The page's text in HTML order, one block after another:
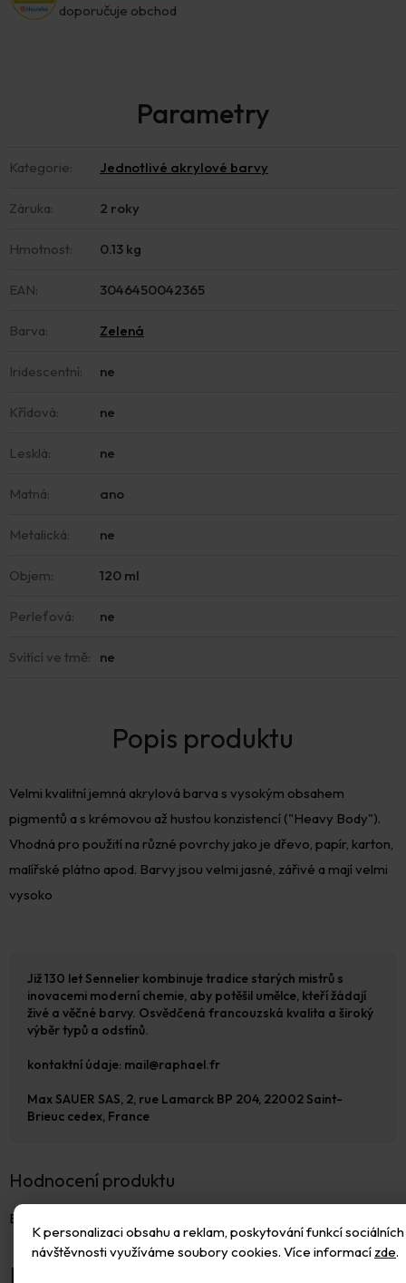
K personalizaci obsahu a reklam, poskytování funkcí
návštěvnosti využíváme soubory cookies. Více informacízde.
doporučuje obchod
Velmi kvalitní jemná akrylová barva s vysokým obsahem
pigmentů a s krémovou až hustou konzistencí ("Heavy Body").
Vhodná pro použití na různé povrchy jako je dřevo, papír, karton,
malířské plátno apod. Barvy jsou velmi jasné, zářivé a mají velmi
vysoko
Kategorie: Jednotlivé akrylové barvy
Záruka: 2 roky
Hmotnost: 0.13 kg
EAN: 3046450042365
Barva: Zelená
Iridescentní: ne
Křídová: ne
Lesklá: ne
Matná: ano
Metalická: ne
Objem: 120 ml
Perleťová: ne
Svítící ve tmě: ne
Hodnocení produktu
Buďte první, kdo napíše příspěvek k této položce.
Již 130 let Sennelier kombinuje tradice starých mistrů s
inovacemi moderní chemie, aby potěšil umělce, kteří žádají
živé a věčné barvy. Osvědčená francouzská kvalita a široký
výběr typů a odstínů.
kontaktní údaje: mail@raphael.fr
Max SAUER SAS, 2, rue Lamarck BP 204, 22002 Saint-
Brieuc cedex, France